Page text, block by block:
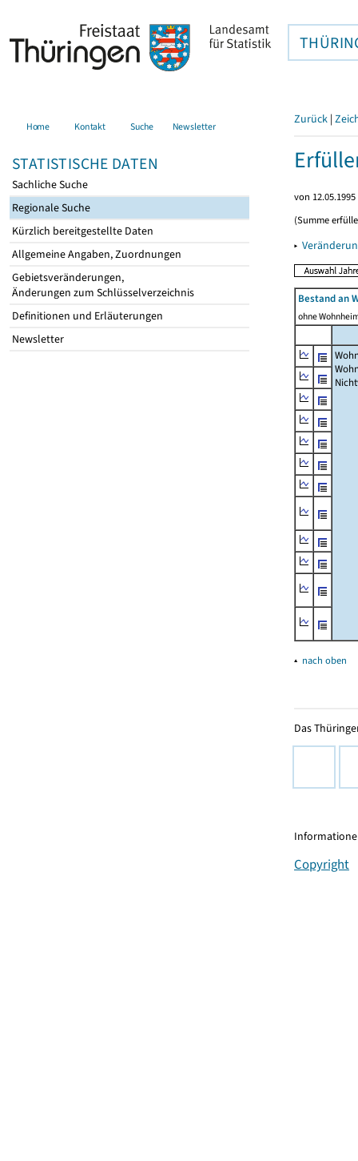
Home Kontakt Suche Newsletter
STATISTISCHE DATEN
Sachliche Suche
Regionale Suche
Kürzlich bereitgestellte Daten
Allgemeine Angaben, Zuordnungen
Gebietsveränderungen,
Änderungen zum Schlüsselverzeichnis
Definitionen und Erläuterungen
Newsletter
Zurück |
von
(Summe
▸
Bestand an
ohne
▴ nach oben
Das
Copyright